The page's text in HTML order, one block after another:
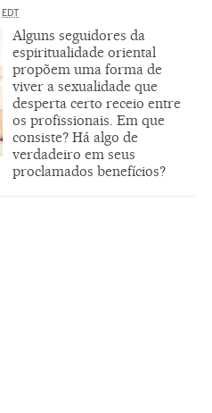
EDT
Alguns seguidores da
espiritualidade oriental
propõem uma forma de
viver a sexualidade que
desperta certo receio entre
os profissionais. Em que
consiste? Há algo de
verdadeiro em seus
proclamados benefícios?